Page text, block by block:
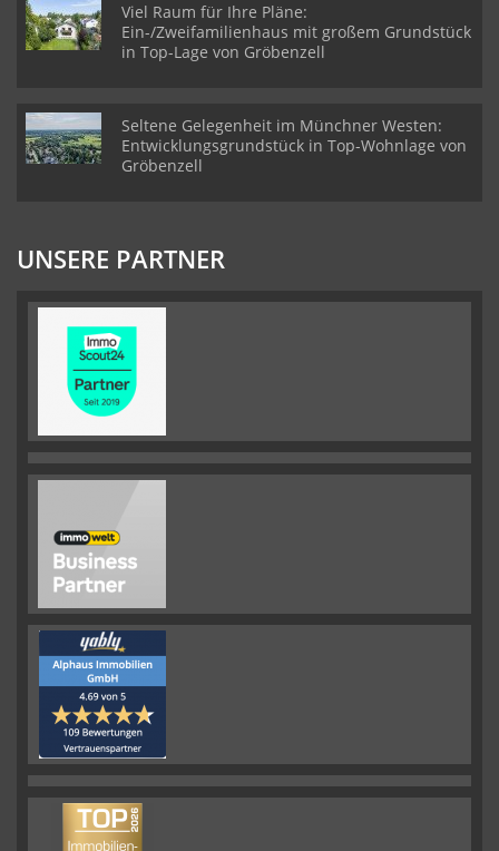
Viel Raum für Ihre Pläne:
Ein-/Zweifamilienhaus mit großem Grundstück
in Top-Lage von Gröbenzell
Seltene Gelegenheit im Münchner Westen:
Entwicklungsgrundstück in Top-Wohnlage von
Gröbenzell
UNSERE PARTNER